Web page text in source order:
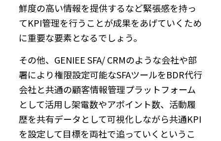
鮮度の高い情報を提供するなど緊張感を持っ
てKPI管理を行うことが成果をあげていくため
に重要な要素となるでしょう。
その他、GENIEE SFA/ CRMのような会社や部
署により権限設定可能なSFAツールをBDR代行
会社と共通の顧客情報管理プラットフォーム
として活用し架電数やアポイント数、活動履
歴を共有データとして可視化しながら共通KPI
を設定して目標を両社で追っていくというこ